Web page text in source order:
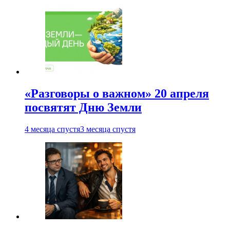
«Разговоры о важном» 20 апреля
посвятят Дню Земли
4 месяца спустя3 месяца спустя